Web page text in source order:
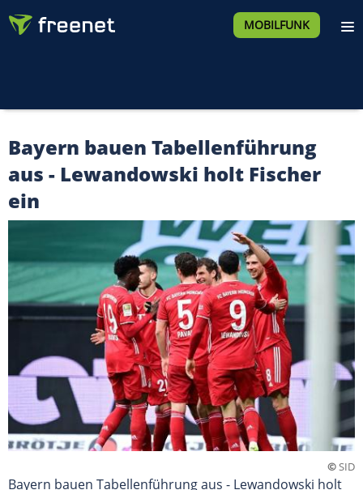
MOBILFUNK
Bayern bauen Tabellenführung
aus - Lewandowski holt Fischer
ein
©SID
Bayern bauen Tabellenführung aus - Lewandowski holt